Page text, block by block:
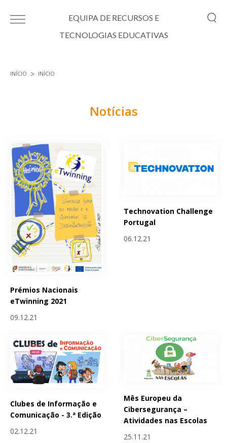
EQUIPA DE RECURSOS E
TECNOLOGIAS EDUCATIVAS
INÍCIO INÍCIO
Notícias
Prémios Nacionais
eTwinning 2021
09.12.21
Technovation Challenge
Portugal
06.12.21
Clubes de Informação e
Comunicação - 3.ª Edição
02.12.21
Mês Europeu da
Cibersegurança –
Atividades nas Escolas
25.11.21
Páginas